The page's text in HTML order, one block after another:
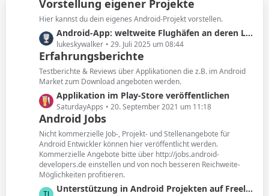
e
i
t
r
ä
g
e
Vorstellung eigener Projekte
Hier kannst du dein eigenes Android-Projekt vorstellen.
L
e
t
z
t
e
B
e
i
t
r
ä
g
e
Android-App: weltweite Flughäfen an deren Layout erkennen
lukeskywalker 29. Juli 2025 um 08:44
Erfahrungsberichte
Testberichte & Reviews über Applikationen die z.B. im Android
Market zum Download angeboten werden.
L
e
t
z
t
e
B
e
i
Applikation im Play-Store veröffentlichen
SaturdayApps 20. September 2021 um 11:18
Android Jobs
Nicht kommerzielle Job-, Projekt- und Stellenangebote für
Android Entwickler können hier veröffentlicht werden.
Kommerzielle Angebote bitte über http://jobs.android-
developers.de einstellen und von noch besseren Reichweite-
Möglichkeiten profitieren.
L
Unterstützung in Android Projekten auf Freelancer Basis